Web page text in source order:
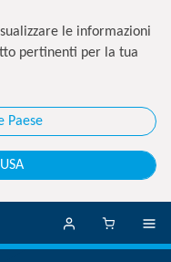
le informazioni
pertinenti per la tua
Paese